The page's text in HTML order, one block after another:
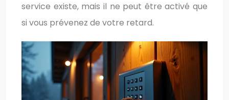
service existe, mais il ne peut être activé que
si vous prévenez de votre retard.